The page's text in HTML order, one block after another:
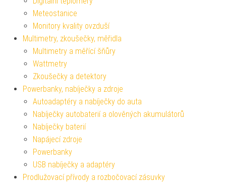
Meteostanice
Monitory kvality ovzduší
Multimetry, zkoušečky, měřidla
Multimetry a měřící šňůry
Wattmetry
Zkoušečky a detektory
Powerbanky, nabíječky a zdroje
Autoadaptéry a nabíječky do auta
Nabíječky autobaterií a olověných akumulátorů
Nabíječky baterií
Napájecí zdroje
Powerbanky
USB nabíječky a adaptéry
Prodlužovací přívody a rozbočovací zásuvky